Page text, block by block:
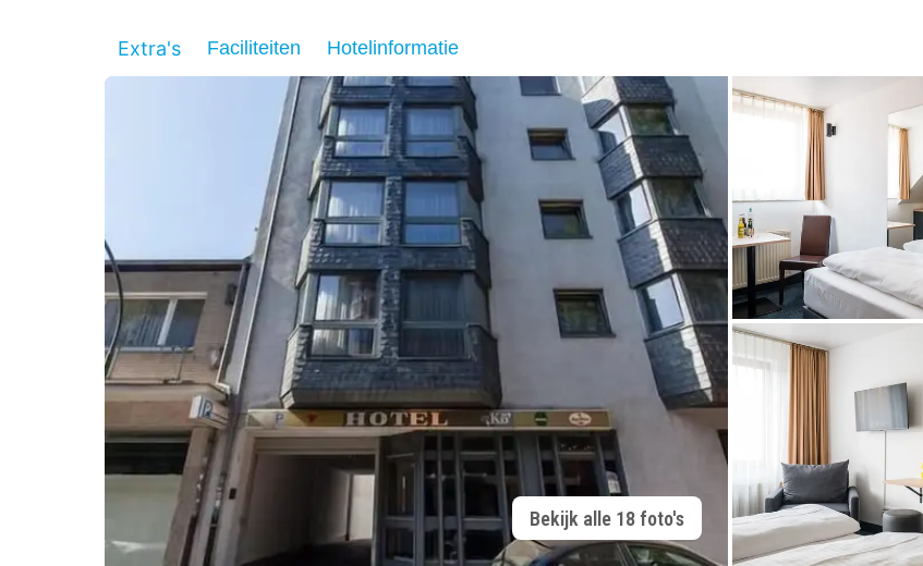
Extra's Faciliteiten Hotelinformatie
Bekijk alle 18 foto's